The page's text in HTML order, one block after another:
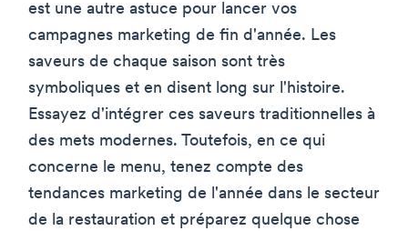
est une autre astuce pour lancer vos
campagnes marketing de fin d'année. Les
saveurs de chaque saison sont très
symboliques et en disent long sur l'histoire.
Essayez d'intégrer ces saveurs traditionnelles à
des mets modernes. Toutefois, en ce qui
concerne le menu, tenez compte des
tendances marketing de l'année dans le secteur
de la restauration et préparez quelque chose